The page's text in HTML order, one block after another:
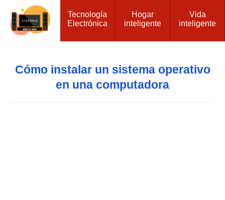
Tecnología
Electrónica
Hogar
inteligente
Vida
inteligente
Cómo instalar un sistema operativo
en una computadora